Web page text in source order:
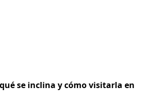
se inclina y cómo visitarla en